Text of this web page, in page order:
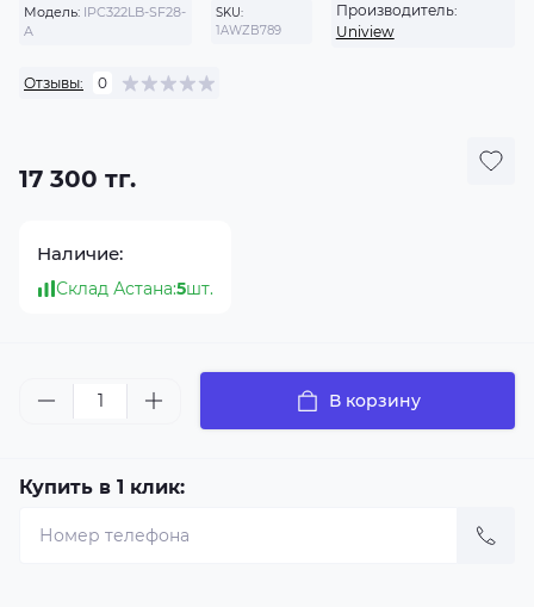
Модель: IPC322LB-SF28-
A
SKU:
1AWZB789
Производитель:
Uniview
Отзывы: 0
17 300 тг.
Наличие:
Склад Астана:5шт.
В корзину
Купить в 1 клик: